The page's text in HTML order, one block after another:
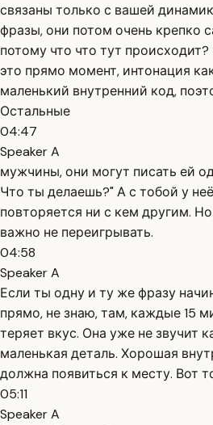
связаны только с вашей
фразы, они потом очень крепко
потому что что тут
это прямо момент, интонация
маленький внутренний код,
Остальные
04:47
Speaker A
мужчины, они могут писать ей
Что ты делаешь?" А с тобой у
повторяется ни с кем другим.
важно не переигрывать.
04:58
Speaker A
Если ты одну и ту же фразу
прямо, не знаю, там, каждые 15
теряет вкус. Она уже не звучит
маленькая деталь. Хорошая
должна появиться к месту. Вот
05:11
Speaker A